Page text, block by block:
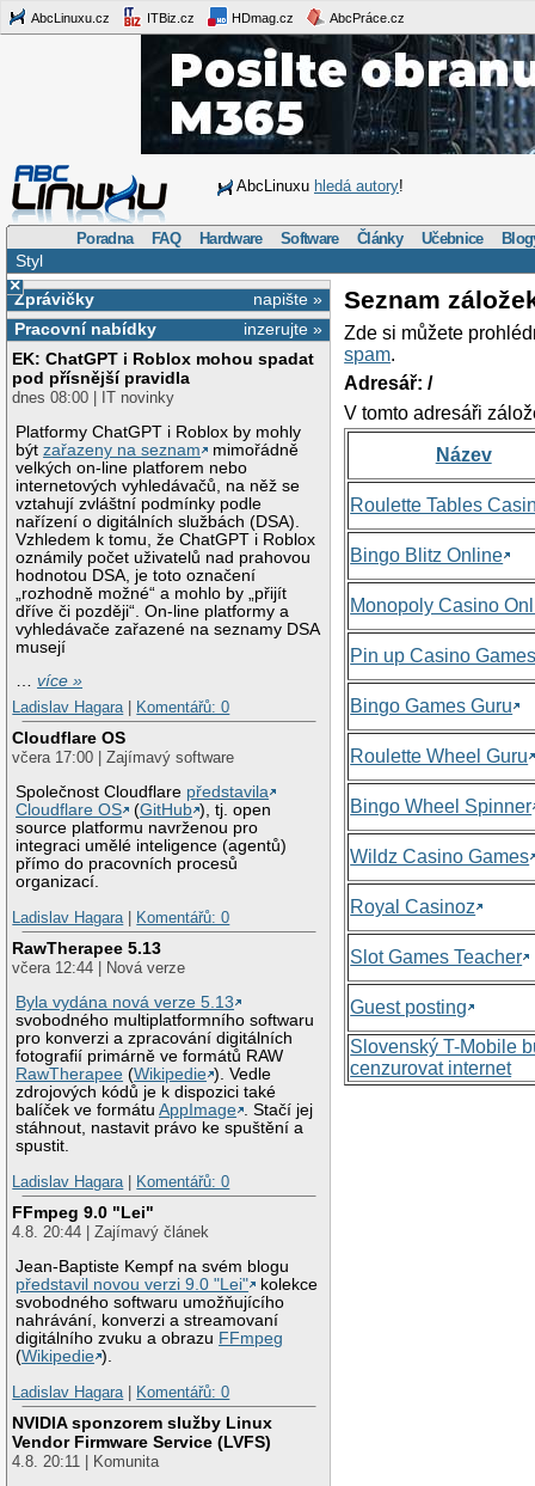
AbcLinuxu.cz ITBiz.cz HDmag.cz AbcPráce.cz
AbcLinuxu hledá autory!
Poradna FAQ Hardware Software Články Učebnice
Styl
×
napište »
Zprávičky
inzerujte »
Pracovní nabídky
EK: ChatGPT i Roblox mohou spadat
pod přísnější pravidla
dnes 08:00 | IT novinky
Platformy ChatGPT i Roblox by mohly
býtzařazeny na seznam
mimořádně
velkých on-line platforem nebo
internetových vyhledávačů, na něž se
vztahují zvláštní podmínky podle
nařízení o digitálních službách (DSA).
Vzhledem k tomu, že ChatGPT i Roblox
oznámily počet uživatelů nad prahovou
hodnotou DSA, je toto označení
„rozhodně možné“ a mohlo by „přijít
dříve či později“. On-line platformy a
vyhledávače zařazené na seznamy DSA
musejí
…více »
Ladislav Hagara
Komentářů: 0
Cloudflare OS
včera 17:00 | Zajímavý software
Společnost Cloudflare představila
Cloudflare OS
(GitHub ), tj. open
source platformu navrženou pro
integraci umělé inteligence (agentů)
přímo do pracovních procesů
organizací.
Ladislav Hagara
Komentářů: 0
RawTherapee 5.13
včera 12:44 | Nová verze
Byla vydána nová verze 5.13
svobodného multiplatformního softwaru
pro konverzi a zpracování digitálních
fotografií primárně ve formátů RAW
RawTherapee (Wikipedie ). Vedle
zdrojových kódů je k dispozici také
balíček ve formátuAppImage . Stačí jej
stáhnout, nastavit právo ke spuštění a
spustit.
Ladislav Hagara
Komentářů: 0
FFmpeg 9.0 "Lei"
4.8. 20:44 | Zajímavý článek
Jean-Baptiste Kempf na svém blogu
představil novou verzi 9.0 "Lei"
kolekce
svobodného softwaru umožňujícího
nahrávání, konverzi a streamovaní
digitálního zvuku a obrazu FFmpeg
(Wikipedie ).
Ladislav Hagara
Komentářů: 0
NVIDIA sponzorem služby Linux
Vendor Firmware Service (LVFS)
4.8. 20:11 | Komunita
Seznam
Zde si můžete
spam.
Adresář: /
V tomto adresáři
Název
Roulette Tables
Bingo Blitz Online
Monopoly Casino
Pin up Casino
Bingo Games Guru
Roulette Wheel Guru
Bingo Wheel Spinner
Wildz Casino Games
Royal Casinoz
Slot Games Teacher
Guest posting
Slovenský T-Mobile
cenzurovat internet